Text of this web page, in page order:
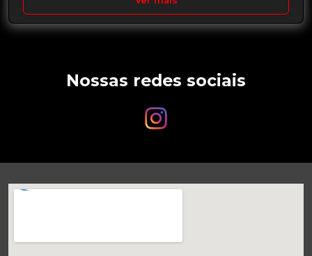
Nossas redes sociais